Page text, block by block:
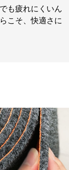
も疲れにくいん
こそ、快適さに